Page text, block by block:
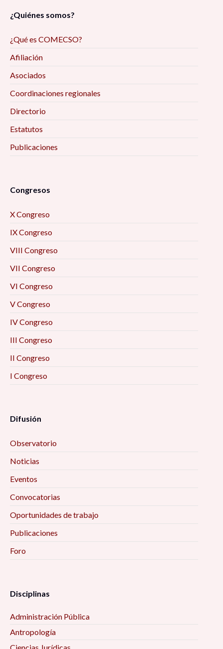
¿Quiénes somos?
¿Qué es COMECSO?
Afiliación
Asociados
Coordinaciones regionales
Directorio
Estatutos
Publicaciones
Congresos
X Congreso
IX Congreso
VIII Congreso
VII Congreso
VI Congreso
V Congreso
IV Congreso
III Congreso
II Congreso
I Congreso
Difusión
Observatorio
Noticias
Eventos
Convocatorias
Oportunidades de trabajo
Publicaciones
Foro
Disciplinas
Administración Pública
Antropología